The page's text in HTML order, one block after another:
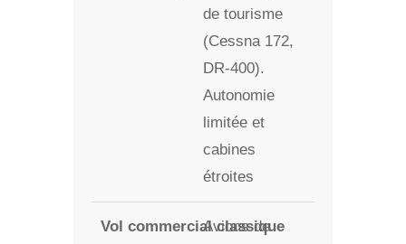
de tourisme
(Cessna 172,
DR-400).
Autonomie
limitée et
cabines
étroites
Avions de